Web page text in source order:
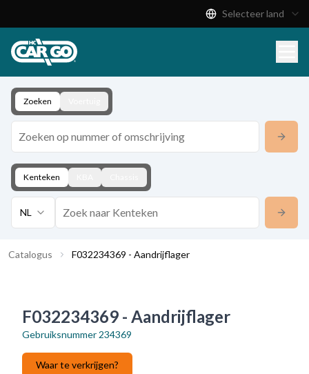
Download
Contact
Selecteer land
Zoeken
Kenteken
NL
Catalogus F032234369 - Aandrijflager
F032234369 - Aandrijflager
Gebruiksnummer 234369
Waar te verkrijgen?